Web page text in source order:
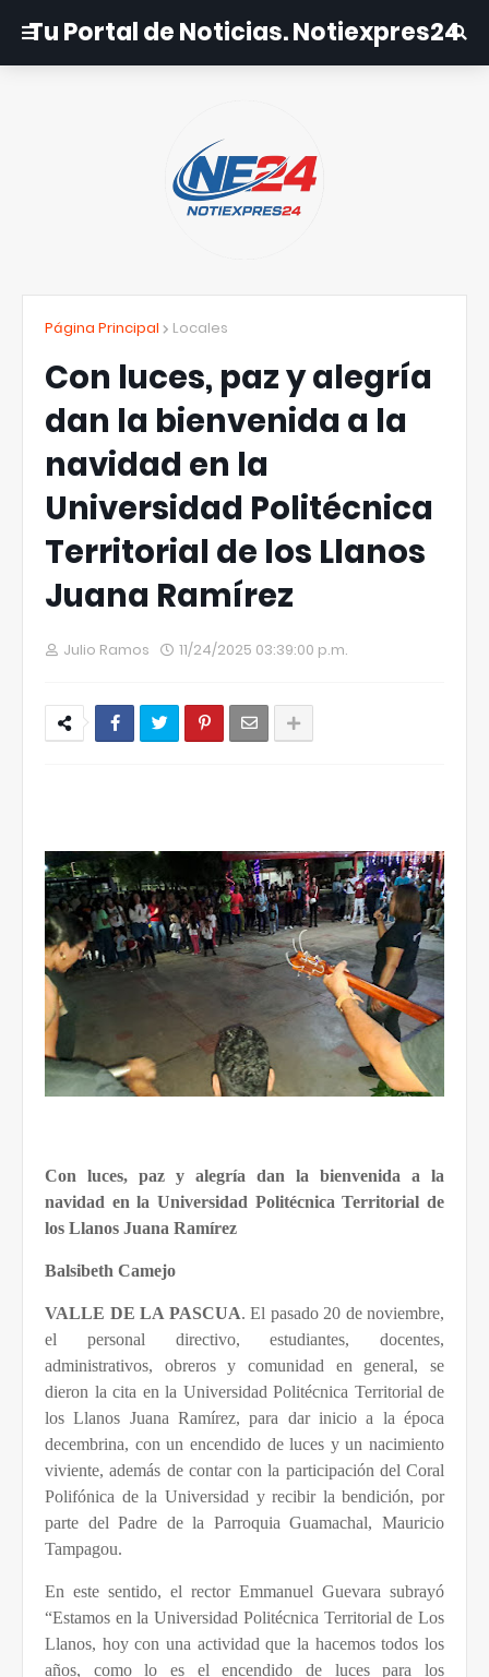
Tu Portal de Noticias. Notiexpres24
Página Principal Locales
Con luces, paz y alegría
dan la bienvenida a la
navidad en la
Universidad Politécnica
Territorial de los Llanos
Juana Ramírez
Julio Ramos 11/24/2025 03:39:00 p.m.
Con luces, paz y alegría dan la bienvenida a la
navidad en la Universidad Politécnica Territorial de
los Llanos Juana Ramírez
Balsibeth Camejo
VALLE DE LA PASCUA. El pasado 20 de noviembre,
el personal directivo, estudiantes, docentes,
administrativos, obreros y comunidad en general, se
dieron la cita en la Universidad Politécnica Territorial de
los Llanos Juana Ramírez, para dar inicio a la época
decembrina, con un encendido de luces y un nacimiento
viviente, además de contar con la participación del Coral
Polifónica de la Universidad y recibir la bendición, por
parte del Padre de la Parroquia Guamachal, Mauricio
Tampagou.
En este sentido, el rector Emmanuel Guevara subrayó
“Estamos en la Universidad Politécnica Territorial de Los
Llanos, hoy con una actividad que la hacemos todos los
años, como lo es el encendido de luces para los